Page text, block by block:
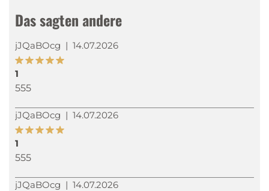
Das sagten andere
jJQaBOcg | 14.07.2026
1
555
jJQaBOcg | 14.07.2026
1
555
jJQaBOcg | 14.07.2026